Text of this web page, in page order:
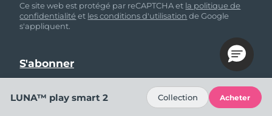
Ce site web est protégé par reCAPTCHA et la politique de
confidentialité et les conditions d'utilisation de Google
s'appliquent.
LUNA™ play smart 2 Collection Acheter